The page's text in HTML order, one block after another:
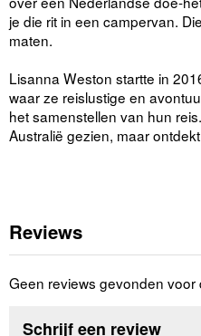
je die rit in een campervan.
maten.
Lisanna Weston startte in
waar ze reislustige en
het samenstellen van hun
Australië gezien, maar
Reviews
Geen reviews gevonden voor
Schrijf een review